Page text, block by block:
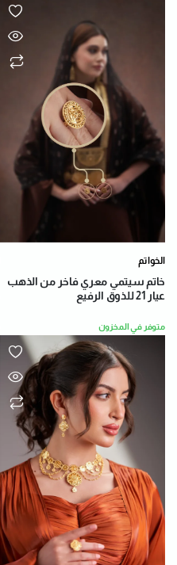
الخواتم
خاتم سيتمي معري فاخر من الذهب
عيار 21 للذوق الرفيع
متوفر في المخزون